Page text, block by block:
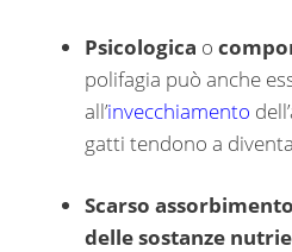
Psicologica o
polifagia può anche
all’invecchiamento
gatti tendono a
Scarso
delle sostanze